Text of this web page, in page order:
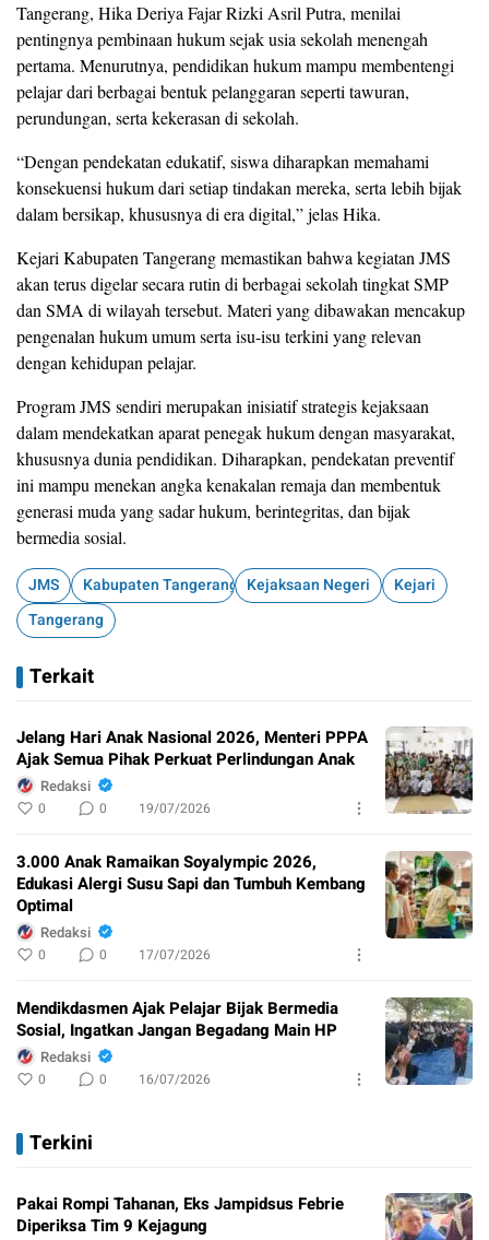
Tangerang, Hika Deriya Fajar Rizki Asril Putra, menilai
pentingnya pembinaan hukum sejak usia sekolah menengah
pertama. Menurutnya, pendidikan hukum mampu membentengi
pelajar dari berbagai bentuk pelanggaran seperti tawuran,
perundungan, serta kekerasan di sekolah.
“Dengan pendekatan edukatif, siswa diharapkan memahami
konsekuensi hukum dari setiap tindakan mereka, serta lebih bijak
dalam bersikap, khususnya di era digital,” jelas Hika.
Kejari Kabupaten Tangerang memastikan bahwa kegiatan JMS
akan terus digelar secara rutin di berbagai sekolah tingkat SMP
dan SMA di wilayah tersebut. Materi yang dibawakan mencakup
pengenalan hukum umum serta isu-isu terkini yang relevan
dengan kehidupan pelajar.
Program JMS sendiri merupakan inisiatif strategis kejaksaan
dalam mendekatkan aparat penegak hukum dengan masyarakat,
khususnya dunia pendidikan. Diharapkan, pendekatan preventif
ini mampu menekan angka kenakalan remaja dan membentuk
generasi muda yang sadar hukum, berintegritas, dan bijak
bermedia sosial.
JMS Kabupaten Tangerang Kejaksaan Negeri
Kejari
Tangerang
Terkait
Jelang Hari Anak Nasional 2026, Menteri PPPA
Ajak Semua Pihak Perkuat Perlindungan Anak
Redaksi
0 0 19/07/2026
3.000 Anak Ramaikan Soyalympic 2026,
Edukasi Alergi Susu Sapi dan Tumbuh Kembang
Optimal
Redaksi
0 0 17/07/2026
Mendikdasmen Ajak Pelajar Bijak Bermedia
Sosial, Ingatkan Jangan Begadang Main HP
Redaksi
0 0 16/07/2026
Terkini
Pakai Rompi Tahanan, Eks Jampidsus Febrie
Diperiksa Tim 9 Kejagung